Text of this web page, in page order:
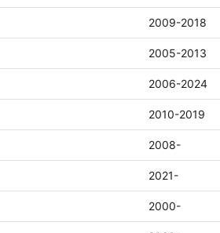
2009-2018
2005-2013
2006-2024
2010-2019
2008-
2021-
2000-